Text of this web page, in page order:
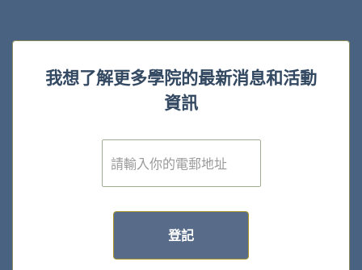
我想了解更多學院的最新消息和活動
資訊
電
子
登記